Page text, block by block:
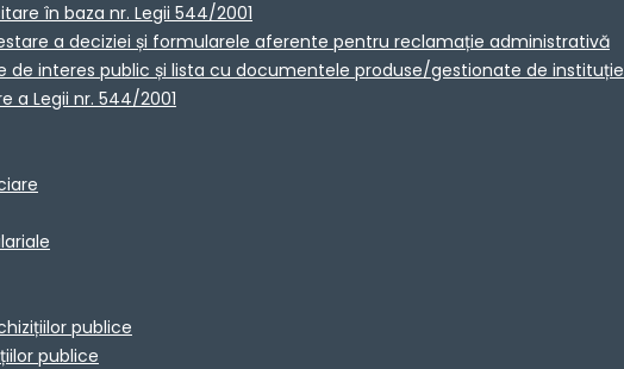
în baza nr. Legii 544/2001
a deciziei și formularele aferente pentru reclamație administrativă
de interes public și lista cu documentele produse/gestionate de instituție
a Legii nr. 544/2001
publice
publice